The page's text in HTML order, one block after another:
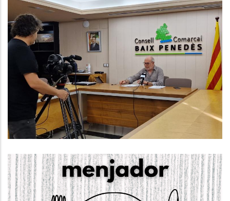
Reducció De L'atur Al Baix
Penedès Durant El Primer
Trimestre De 2023
Ocupació
S'obre La Convocatòria Per